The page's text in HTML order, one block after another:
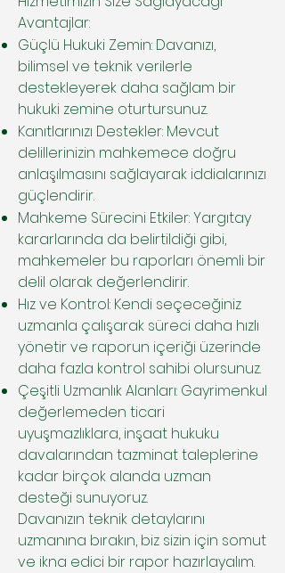
Avantajlar:
Güçlü Hukuki Zemin: Davanızı,
bilimsel ve teknik verilerle
destekleyerek daha sağlam bir
hukuki zemine oturtursunuz.
Kanıtlarınızı Destekler: Mevcut
delillerinizin mahkemece doğru
anlaşılmasını sağlayarak iddialarınızı
güçlendirir.
Mahkeme Sürecini Etkiler: Yargıtay
kararlarında da belirtildiği gibi,
mahkemeler bu raporları önemli bir
delil olarak değerlendirir.
Hız ve Kontrol: Kendi seçeceğiniz
uzmanla çalışarak süreci daha hızlı
yönetir ve raporun içeriği üzerinde
daha fazla kontrol sahibi olursunuz.
Çeşitli Uzmanlık Alanları: Gayrimenkul
değerlemeden ticari
uyuşmazlıklara, inşaat hukuku
davalarından tazminat taleplerine
kadar birçok alanda uzman
desteği sunuyoruz.
Davanızın teknik detaylarını
uzmanına bırakın, biz sizin için somut
ve ikna edici bir rapor hazırlayalım.